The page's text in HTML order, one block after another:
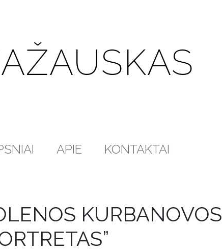
APIE KONTAKTAI
KURBANOVOS